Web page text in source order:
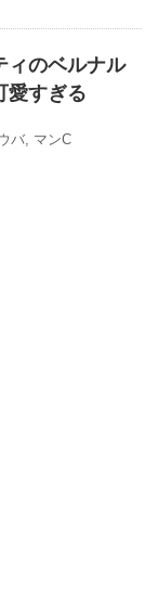
ィのベルナル
愛すぎる
バ, マンC